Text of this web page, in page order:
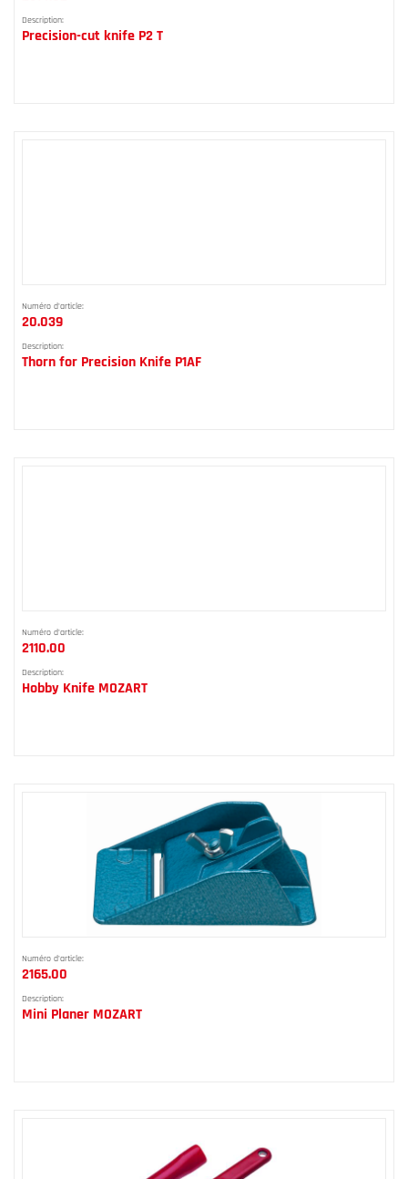
Description:
Precision-cut knife P2 T
Numéro d'article:
20.039
Description:
Thorn for Precision Knife P1AF
Numéro d'article:
2110.00
Description:
Hobby Knife MOZART
Numéro d'article:
2165.00
Description:
Mini Planer MOZART